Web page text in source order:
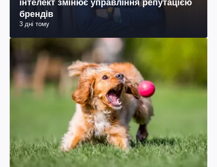
інтелект змінює управління репутацією
брендів
3 дні тому